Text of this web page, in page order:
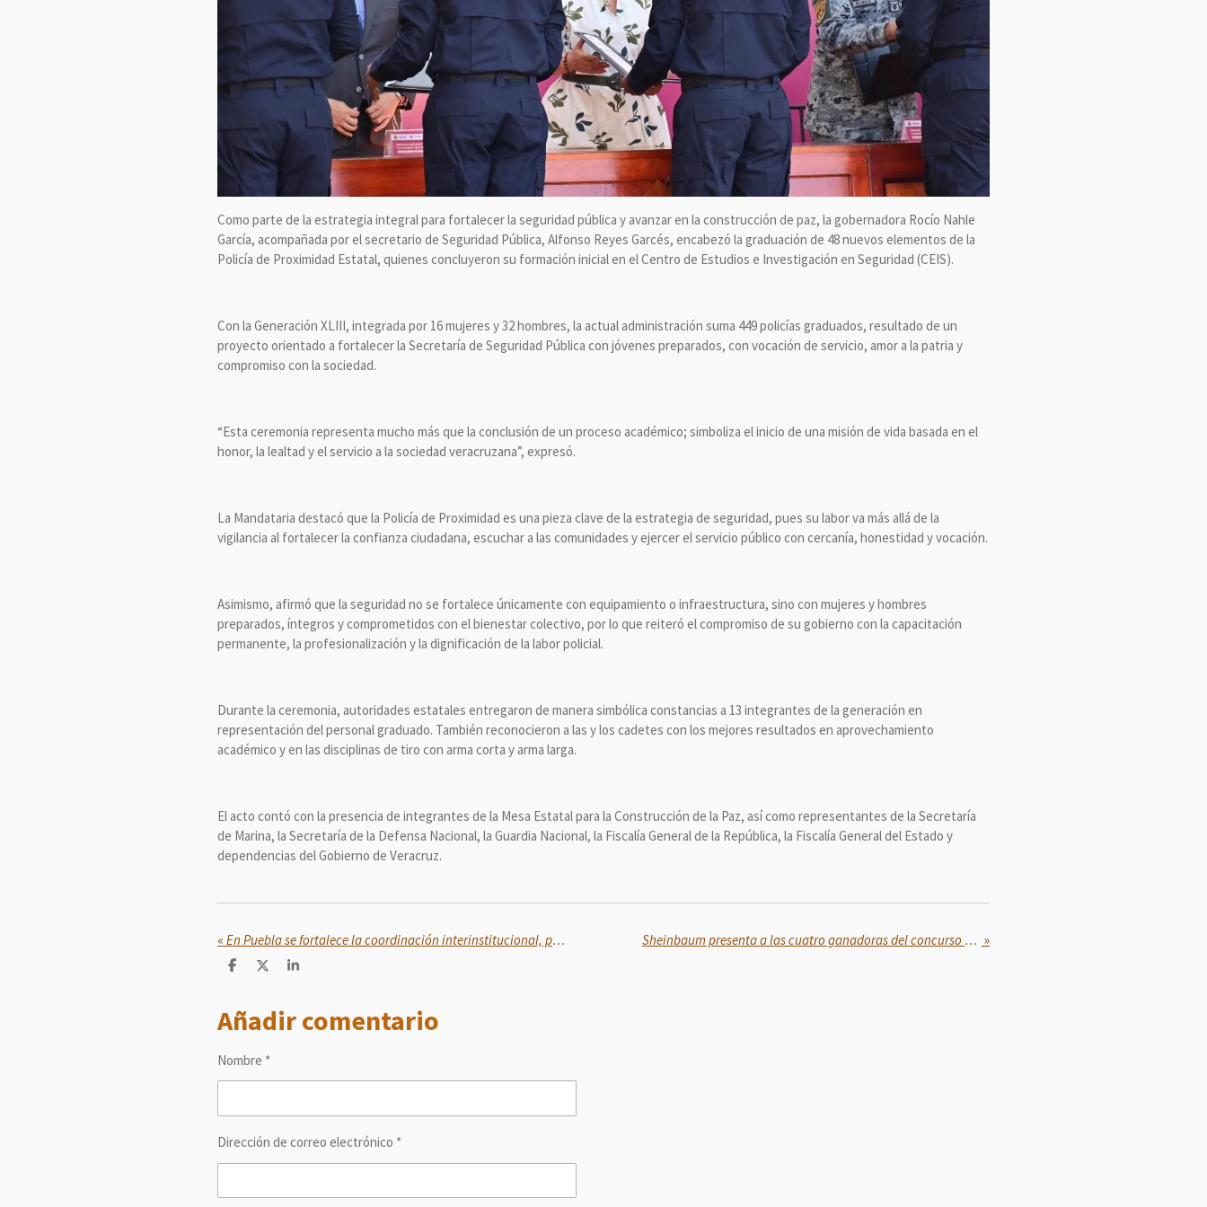
Como parte de la estrategia integral para fortalecer la seguridad pública y avanzar en la construcción de paz, la gobernadora Rocío Nahle
García, acompañada por el secretario de Seguridad Pública, Alfonso Reyes Garcés, encabezó la graduación de 48 nuevos elementos de la
Policía de Proximidad Estatal, quienes concluyeron su formación inicial en el Centro de Estudios e Investigación en Seguridad (CEIS).
Con la Generación XLIII, integrada por 16 mujeres y 32 hombres, la actual administración suma 449 policías graduados, resultado de un
proyecto orientado a fortalecer la Secretaría de Seguridad Pública con jóvenes preparados, con vocación de servicio, amor a la patria y
compromiso con la sociedad.
“Esta ceremonia representa mucho más que la conclusión de un proceso académico; simboliza el inicio de una misión de vida basada en el
honor, la lealtad y el servicio a la sociedad veracruzana”, expresó.
La Mandataria destacó que la Policía de Proximidad es una pieza clave de la estrategia de seguridad, pues su labor va más allá de la
vigilancia al fortalecer la confianza ciudadana, escuchar a las comunidades y ejercer el servicio público con cercanía, honestidad y vocación.
Asimismo, afirmó que la seguridad no se fortalece únicamente con equipamiento o infraestructura, sino con mujeres y hombres
preparados, íntegros y comprometidos con el bienestar colectivo, por lo que reiteró el compromiso de su gobierno con la capacitación
permanente, la profesionalización y la dignificación de la labor policial.
Durante la ceremonia, autoridades estatales entregaron de manera simbólica constancias a 13 integrantes de la generación en
representación del personal graduado. También reconocieron a las y los cadetes con los mejores resultados en aprovechamiento
académico y en las disciplinas de tiro con arma corta y arma larga.
El acto contó con la presencia de integrantes de la Mesa Estatal para la Construcción de la Paz, así como representantes de la Secretaría
de Marina, la Secretaría de la Defensa Nacional, la Guardia Nacional, la Fiscalía General de la República, la Fiscalía General del Estado y
dependencias del Gobierno de Veracruz.
« En Puebla se fortalece la coordinación interinstitucional, proximidad social y cultura de la denuncia: GN Sheinbaum presenta a las cuatro ganadoras del concurso Representa a México en la Inauguración del Mundial »
C
p
a
i
r
C
a
r
C
a
r
Añadir comentario
Nombre *
Dirección de correo electrónico *